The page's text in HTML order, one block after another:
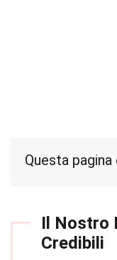
Questa
Il Nostro
Credibili